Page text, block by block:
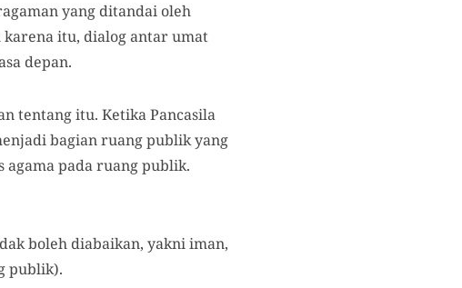
yang ditandai oleh
itu, dialog antar umat
depan.
tentang itu. Ketika Pancasila
bagian ruang publik yang
agama pada ruang publik.
boleh diabaikan, yakni iman,
publik).